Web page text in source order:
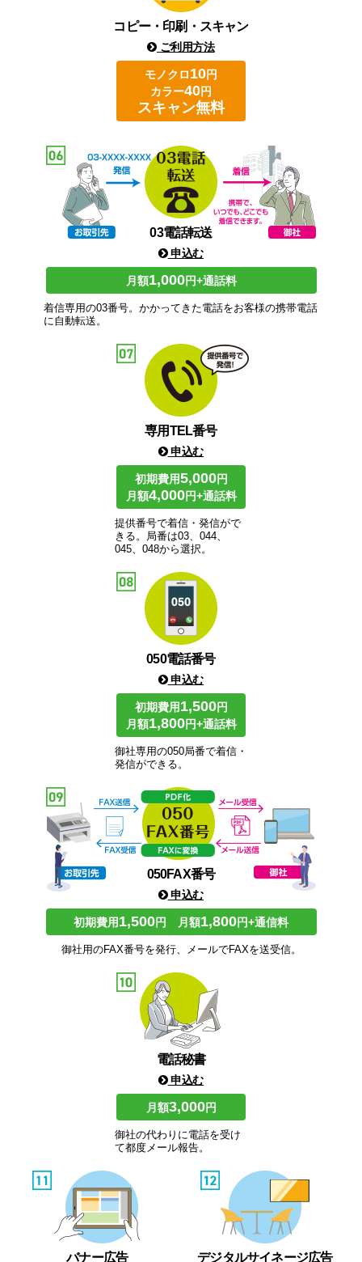
コピー・印刷・スキャン
ご利用方法
モノクロ10円
カラー40円
スキャン無料
03電話転送
申込む
月額1,000円+通話料
着信専用の03番号。かかってきた電話をお客様の携帯電話
に自動転送。
専用TEL番号
申込む
初期費用5,000円
月額4,000円+通話料
提供番号で着信・発信がで
きる。局番は03、044、
045、048から選択。
050電話番号
申込む
初期費用1,500円
月額1,800円+通話料
御社専用の050局番で着信・
発信ができる。
050FAX番号
申込む
初期費用1,500円 月額1,800円+通信料
御社用のFAX番号を発行、メールでFAXを送受信。
電話秘書
申込む
月額3,000円
御社の代わりに電話を受け
て都度メール報告。
バナー広告 デジタルサイネージ広告